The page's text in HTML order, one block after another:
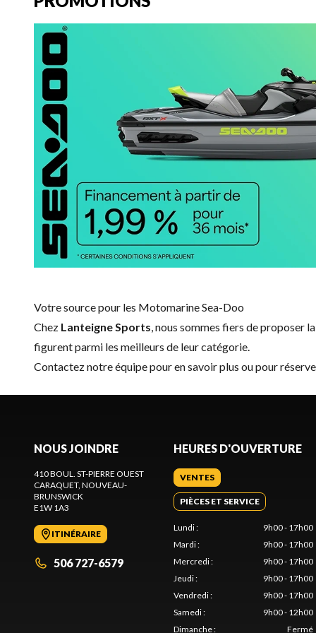
Votre source pour les Motomarine Sea-Doo
Chez Lanteigne Sports, nous sommes fiers de proposer
figurent parmi les meilleurs de leur catégorie.
Contactez notre équipepour en savoir plus ou pour
NOUS JOINDRE
410 BOUL. ST-PIERRE OUEST
CARAQUET, NOUVEAU-
BRUNSWICK
E1W 1A3
ITINÉRAIRE
506 727-6579
HEURES D'OUVERTURE
VENTES
PIÈCES ET SERVICE
Lundi:
9h00 - 17h00
Mardi:
9h00 - 17h00
Mercredi:
9h00 - 17h00
Jeudi:
9h00 - 17h00
Vendredi:
9h00 - 17h00
Samedi:
9h00 - 12h00
Dimanche: Fermé